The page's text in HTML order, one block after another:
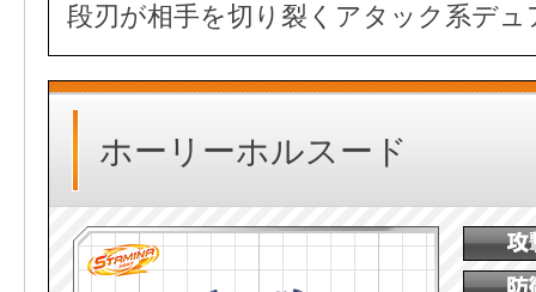
段刃が相手を切り裂くアタック系デ
ホーリーホルスード